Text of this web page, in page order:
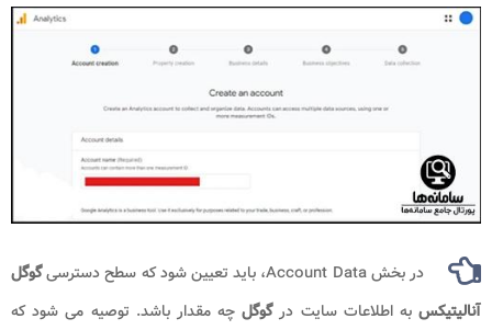
در بخش Account Data، باید تعیین شود که سطح دسترسی
گوگل
آنالیتیکسبه اطلاعات سایت درگوگلچه مقدار باشد. توصیه می شود که